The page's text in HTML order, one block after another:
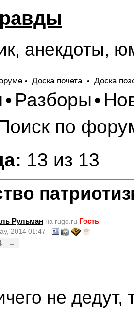
анекдоты,
• Доска почета • Доска
• Разборы•
по
13 из 13
Рульман на rugo.ru Гость
2014 01:47
–
не дедут,